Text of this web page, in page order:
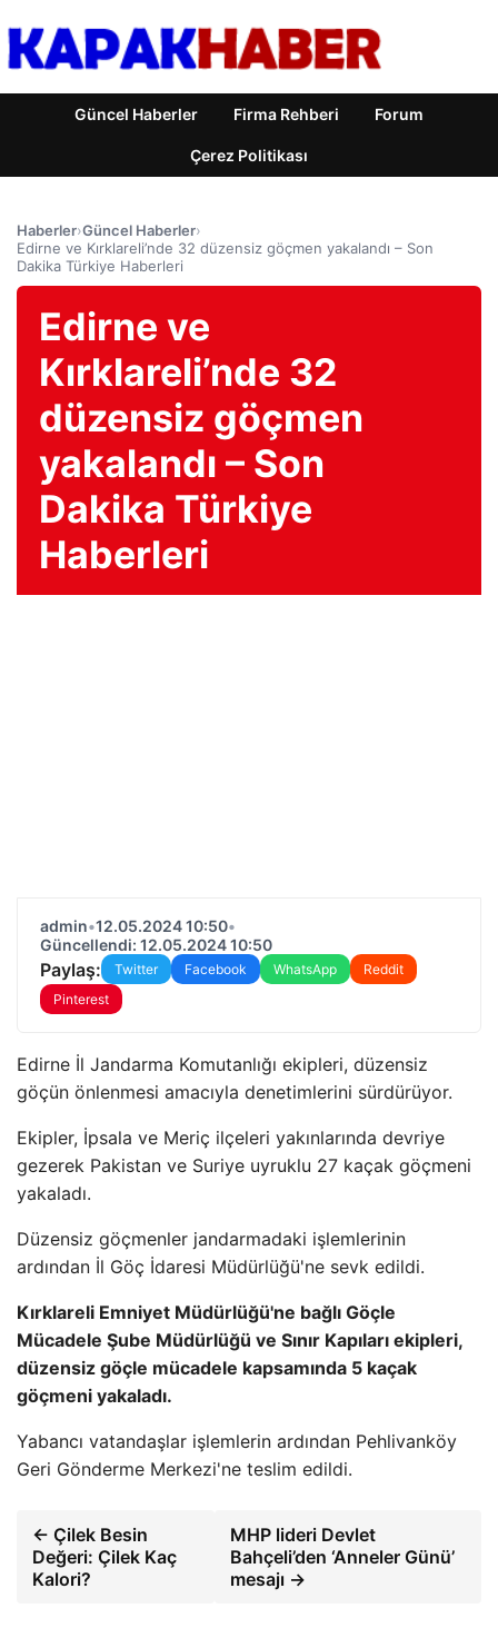
Güncel Haberler Firma Rehberi Forum
Çerez Politikası
Haberler›Güncel Haberler›
Edirne ve Kırklareli’nde 32 düzensiz göçmen yakalandı – Son
Dakika Türkiye Haberleri
Edirne ve
Kırklareli’nde 32
düzensiz göçmen
yakalandı – Son
Dakika Türkiye
Haberleri
admin•12.05.2024 10:50•
Güncellendi: 12.05.2024 10:50
Paylaş: Twitter Facebook WhatsApp
Reddit
Pinterest
Edirne İl Jandarma Komutanlığı ekipleri, düzensiz
göçün önlenmesi amacıyla denetimlerini sürdürüyor.
Ekipler, İpsala ve Meriç ilçeleri yakınlarında devriye
gezerek Pakistan ve Suriye uyruklu 27 kaçak göçmeni
yakaladı.
Düzensiz göçmenler jandarmadaki işlemlerinin
ardından İl Göç İdaresi Müdürlüğü'ne sevk edildi.
Kırklareli Emniyet Müdürlüğü'ne bağlı Göçle
Mücadele Şube Müdürlüğü ve Sınır Kapıları ekipleri,
düzensiz göçle mücadele kapsamında 5 kaçak
göçmeni yakaladı.
Yabancı vatandaşlar işlemlerin ardından Pehlivanköy
Geri Gönderme Merkezi'ne teslim edildi.
← Çilek Besin
Değeri: Çilek Kaç
Kalori?
MHP lideri Devlet
Bahçeli’den ‘Anneler Günü’
mesajı →